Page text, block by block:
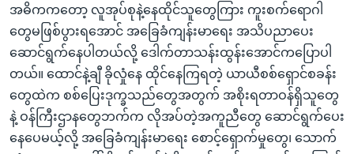
အဓိကကတော့ လူအုပ်စုနဲ့နေထိုင်သူတွေကြား ကူးစက်ရောဂါ
တွေမဖြစ်ပွားရအောင် အခြေခံကျန်းမာရေး အသိပညာပေး
ဆောင်ရွက်နေပါတယ်လို့ ဒေါက်တာသန်းထွန်းအောင်ကပြောပါ
တယ်။ ထောင်နဲ့ချီ ခိုလှုံနေ ထိုင်နေကြရတဲ့ ယာယီစစ်ရှောင်စခန်း
တွေထဲက စစ်ပြေးဒုက္ခသည်တွေအတွက် အစိုးရတာဝန်ရှိသူတွေ
နဲ့ ဝန်ကြီးဌာနတွေဘက်က လိုအပ်တဲ့အကူညီတွေ ဆောင်ရွက်ပေး
နေပေမယ့်လို့ အခြေခံကျန်းမာရေး စောင့်ရှောက်မှုတွေ၊ သောက်